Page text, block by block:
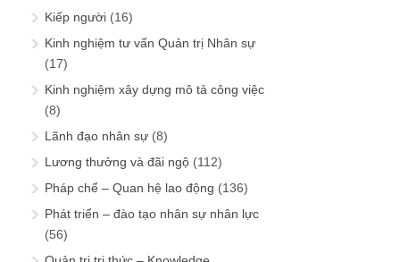
Kiếp người (16)
Kinh nghiệm tư vấn Quản trị Nhân sự
(17)
Kinh nghiệm xây dựng mô tả công việc
(8)
Lãnh đạo nhân sự (8)
Lương thưởng và đãi ngộ (112)
Pháp chế – Quan hệ lao động (136)
Phát triển – đào tạo nhân sự nhân lực
(56)